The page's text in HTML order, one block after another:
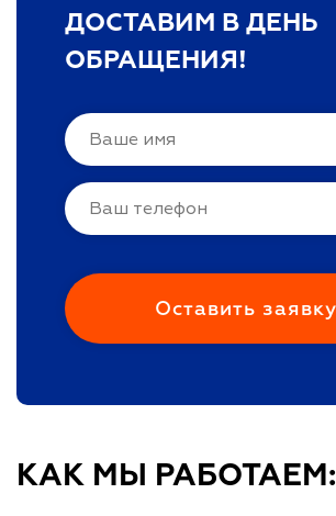
ДОСТАВИМ В ДЕНЬ
ОБРАЩЕНИЯ!
КАК МЫ РАБОТАЕМ: